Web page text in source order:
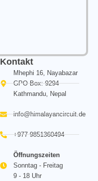
Kontakt
Mhephi 16, Nayabazar
GPO Box: 9294
Kathmandu, Nepal
info@himalayancircuit.de
+977 9851360494
Öffnungszeiten
Sonntag - Freitag
9 - 18 Uhr